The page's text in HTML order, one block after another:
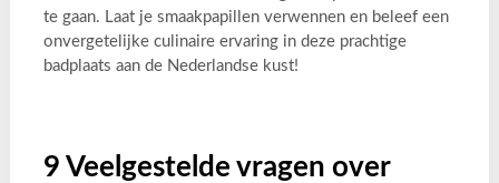
te gaan. Laat je smaakpapillen verwennen en beleef een
onvergetelijke culinaire ervaring in deze prachtige
badplaats aan de Nederlandse kust!
9 Veelgestelde vragen over